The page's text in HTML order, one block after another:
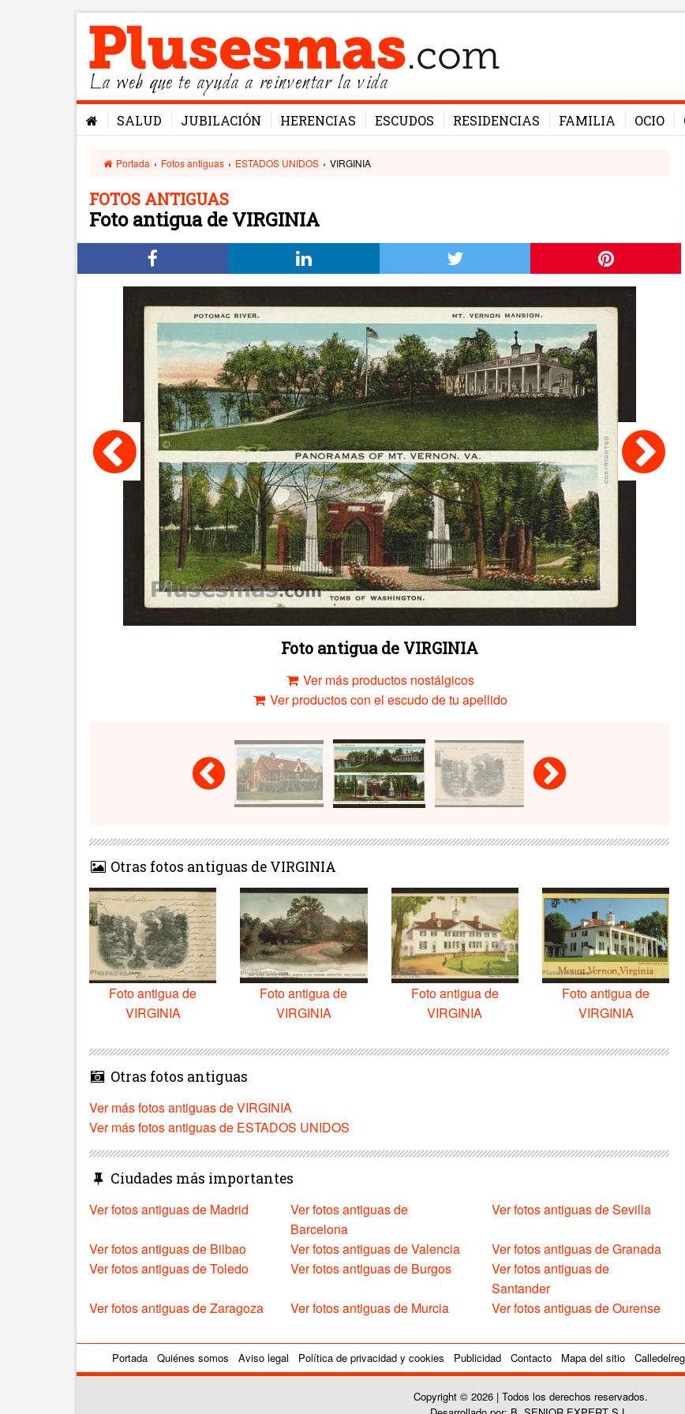
La web que te ayuda a reinventar la vida
SALUD JUBILACIÓN HERENCIAS ESCUDOS RESIDENCIAS FAMILIA OCIO
Portada › Fotos antiguas › ESTADOS UNIDOS › VIRGINIA
FOTOS ANTIGUAS
Foto antigua de VIRGINIA
Foto antigua de VIRGINIA
Ver más productos nostálgicos
Ver productos con el escudo de tu apellido
Otras fotos antiguas de VIRGINIA
Foto antigua de
VIRGINIA
Foto antigua de
VIRGINIA
Foto antigua de
VIRGINIA
Foto antigua de
VIRGINIA
Otras fotos antiguas
Ver más fotos antiguas de VIRGINIA
Ver más fotos antiguas de ESTADOS UNIDOS
Ciudades más importantes
Ver fotos antiguas de Madrid
Ver fotos antiguas de
Barcelona
Ver fotos antiguas de Sevilla
Ver fotos antiguas de Bilbao Ver fotos antiguas de Valencia
Ver fotos antiguas de Granada
Ver fotos antiguas de Toledo
Ver fotos antiguas de Burgos
Ver fotos antiguas de
Santander
Ver fotos antiguas de Zaragoza
Ver fotos antiguas de Murcia Ver fotos antiguas de Ourense
Portada Quiénes somos Aviso legal Política de privacidad y cookies Publicidad Contacto Mapa del sitio
Copyright © 2026 | Todos los derechos reservados.